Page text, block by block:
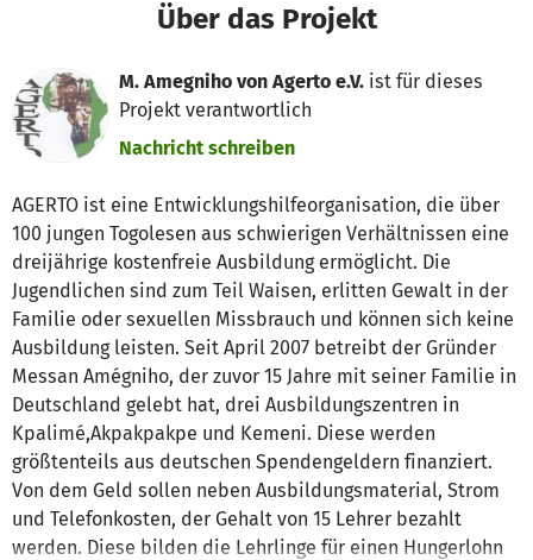
Über das Projekt
M. Amegniho von Agerto e.V. ist für dieses
Projekt verantwortlich
Nachricht schreiben
AGERTO ist eine Entwicklungshilfeorganisation, die über
100 jungen Togolesen aus schwierigen Verhältnissen eine
dreijährige kostenfreie Ausbildung ermöglicht. Die
Jugendlichen sind zum Teil Waisen, erlitten Gewalt in der
Familie oder sexuellen Missbrauch und können sich keine
Ausbildung leisten. Seit April 2007 betreibt der Gründer
Messan Amégniho, der zuvor 15 Jahre mit seiner Familie in
Deutschland gelebt hat, drei Ausbildungszentren in
Kpalimé,Akpakpakpe und Kemeni. Diese werden
größtenteils aus deutschen Spendengeldern finanziert.
Von dem Geld sollen neben Ausbildungsmaterial, Strom
und Telefonkosten, der Gehalt von 15 Lehrer bezahlt
werden. Diese bilden die Lehrlinge für einen Hungerlohn